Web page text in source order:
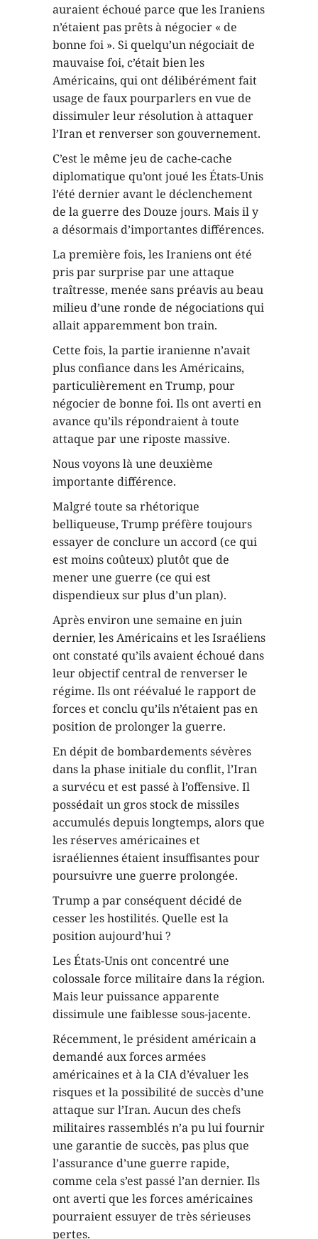
auraient échoué parce que les Iraniens
n’étaient pas prêts à négocier « de
bonne foi ». Si quelqu’un négociait de
mauvaise foi, c’était bien les
Américains, qui ont délibérément fait
usage de faux pourparlers en vue de
dissimuler leur résolution à attaquer
l’Iran et renverser son gouvernement.
C’est le même jeu de cache-cache
diplomatique qu’ont joué les États-Unis
l’été dernier avant le déclenchement
de la guerre des Douze jours. Mais il y
a désormais d’importantes différences.
La première fois, les Iraniens ont été
pris par surprise par une attaque
traîtresse, menée sans préavis au beau
milieu d’une ronde de négociations qui
allait apparemment bon train.
Cette fois, la partie iranienne n’avait
plus confiance dans les Américains,
particulièrement en Trump, pour
négocier de bonne foi. Ils ont averti en
avance qu’ils répondraient à toute
attaque par une riposte massive.
Nous voyons là une deuxième
importante différence.
Malgré toute sa rhétorique
belliqueuse, Trump préfère toujours
essayer de conclure un accord (ce qui
est moins coûteux) plutôt que de
mener une guerre (ce qui est
dispendieux sur plus d’un plan).
Après environ une semaine en juin
dernier, les Américains et les Israéliens
ont constaté qu’ils avaient échoué dans
leur objectif central de renverser le
régime. Ils ont réévalué le rapport de
forces et conclu qu’ils n’étaient pas en
position de prolonger la guerre.
En dépit de bombardements sévères
dans la phase initiale du conflit, l’Iran
a survécu et est passé à l’offensive. Il
possédait un gros stock de missiles
accumulés depuis longtemps, alors que
les réserves américaines et
israéliennes étaient insuffisantes pour
poursuivre une guerre prolongée.
Trump a par conséquent décidé de
cesser les hostilités. Quelle est la
position aujourd’hui ?
Les États-Unis ont concentré une
colossale force militaire dans la région.
Mais leur puissance apparente
dissimule une faiblesse sous-jacente.
Récemment, le président américain a
demandé aux forces armées
américaines et à la CIA d’évaluer les
risques et la possibilité de succès d’une
attaque sur l’Iran. Aucun des chefs
militaires rassemblés n’a pu lui fournir
une garantie de succès, pas plus que
l’assurance d’une guerre rapide,
comme cela s’est passé l’an dernier. Ils
ont averti que les forces américaines
pourraient essuyer de très sérieuses
pertes.